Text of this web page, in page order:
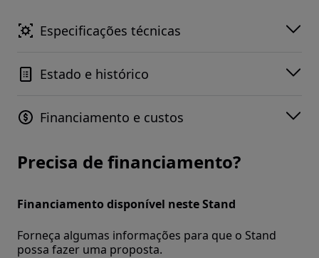
Especificações técnicas
Estado e histórico
Financiamento e custos
Precisa de financiamento?
Financiamento disponível neste Stand
Forneça algumas informações para que o Stand
possa fazer uma proposta.